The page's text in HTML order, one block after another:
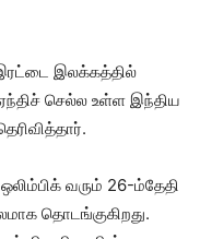
இரட்டை இலக்கத்தில்
செல்ல உள்ள இந்திய
வரும் 26-ம்தேதி
தொடங்குகிறது.